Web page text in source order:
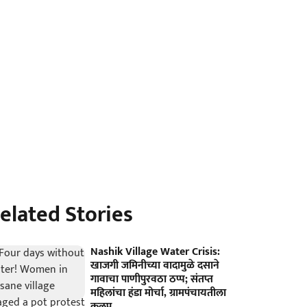
Stories
Nashik Village Water Crisis:
खाजगी जमिनीच्या वादामुळे दसाने
गावाचा पाणीपुरवठा ठप्प; संतप्त
महिलांचा हंडा मोर्चा, ग्रामपंचायतीला